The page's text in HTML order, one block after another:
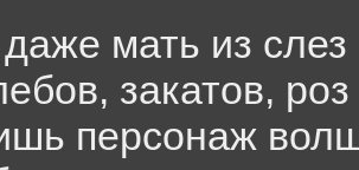
мать из слез
закатов,
персонаж